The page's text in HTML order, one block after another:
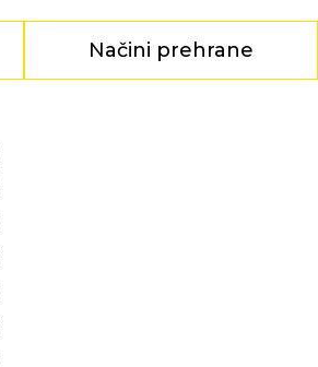
Načini prehrane